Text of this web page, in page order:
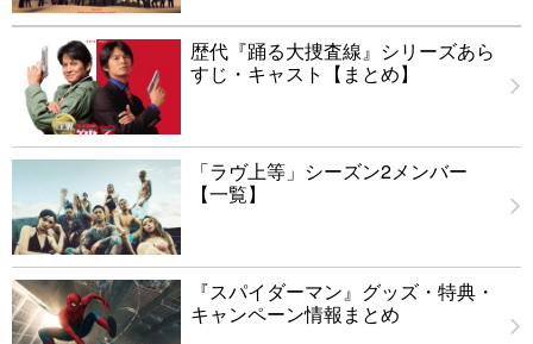
歴代『踊る大捜査線』シリーズあら
すじ・キャスト【まとめ】
「ラヴ上等」シーズン2メンバー
【一覧】
『スパイダーマン』グッズ・特典・
キャンペーン情報まとめ